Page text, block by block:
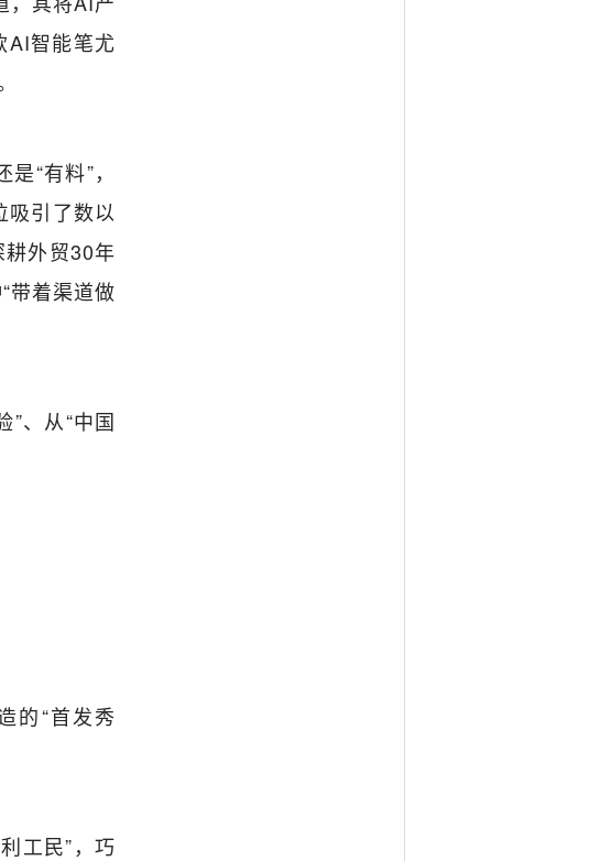
AI智能笔尤
“有料”，
吸引了数以
外贸30年
带着渠道做
”、从“中国
的“首发秀
工民”，巧